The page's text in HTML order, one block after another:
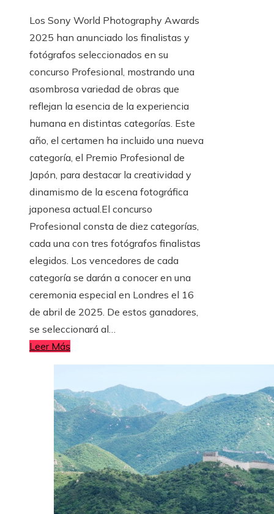
Los Sony World Photography Awards
2025 han anunciado los finalistas y
fotógrafos seleccionados en su
concurso Profesional, mostrando una
asombrosa variedad de obras que
reflejan la esencia de la experiencia
humana en distintas categorías. Este
año, el certamen ha incluido una nueva
categoría, el Premio Profesional de
Japón, para destacar la creatividad y
dinamismo de la escena fotográfica
japonesa actual.El concurso
Profesional consta de diez categorías,
cada una con tres fotógrafos finalistas
elegidos. Los vencedores de cada
categoría se darán a conocer en una
ceremonia especial en Londres el 16
de abril de 2025. De estos ganadores,
se seleccionará al…
Leer Más